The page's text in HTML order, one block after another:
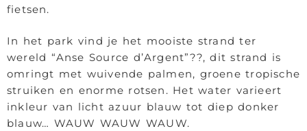
fietsen.
In het park vind je het mooiste strand ter
wereld “Anse Source d’Argent”??, dit strand is
omringt met wuivende palmen, groene tropische
struiken en enorme rotsen. Het water varieert
inkleur van licht azuur blauw tot diep donker
blauw… WAUW WAUW WAUW.